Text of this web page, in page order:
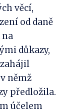
věcí,
od daně
na
důkazy,
němž
předložila.
účelem